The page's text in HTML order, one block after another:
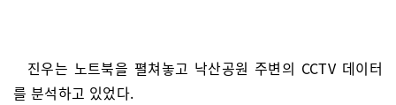
진우는 노트북을 펼쳐놓고 낙산공원 주변의 CCTV 데이터
를 분석하고 있었다.